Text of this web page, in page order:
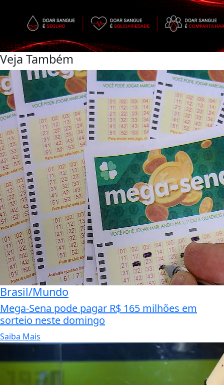
Veja Também
Brasil/Mundo
Mega-Sena pode pagar R$ 165 milhões em
sorteio neste domingo
Saiba Mais